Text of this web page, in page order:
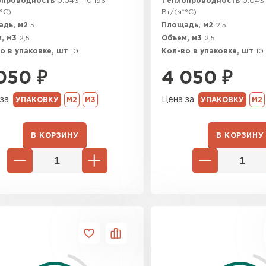
Сертифицирован для использования в
м2 5
м3 2,5
в упаковке, шт 10
₽
УПАКОВКУ М2 М3
В КОРЗИНУ
Вт/(м*°C)
Площадь, м2 2,5
Объем, м3 2,5
Кол-во в упаковке, шт 10
4 050 ₽
Цена за УПАКОВКУ М2
В КОРЗИНУ
Рулонная